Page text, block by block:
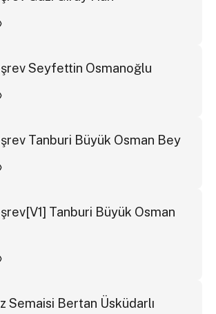
Seyfettin Osmanoğlu
Tanburi Büyük Osman Bey
Tanburi Büyük Osman
Semaisi Bertan Üsküdarlı